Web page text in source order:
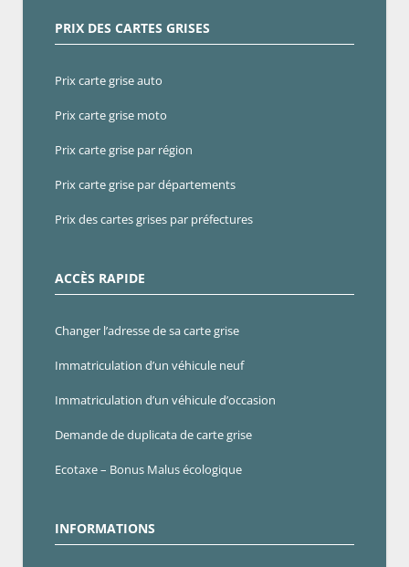
PRIX DES CARTES GRISES
Prix carte grise auto
Prix carte grise moto
Prix carte grise par région
Prix carte grise par départements
Prix des cartes grises par préfectures
ACCÈS RAPIDE
Changer l’adresse de sa carte grise
Immatriculation d’un véhicule neuf
Immatriculation d’un véhicule d’occasion
Demande de duplicata de carte grise
Ecotaxe – Bonus Malus écologique
INFORMATIONS